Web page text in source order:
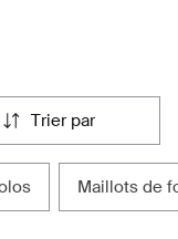
trier par
maillots de